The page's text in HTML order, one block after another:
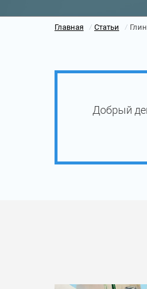
Главная / Статьи /
Добрый